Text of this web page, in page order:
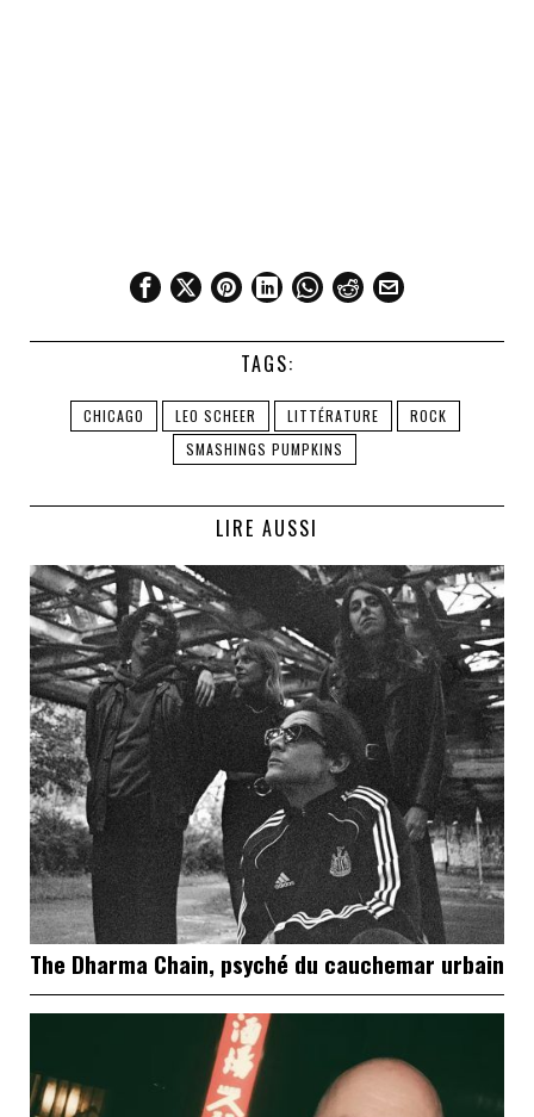
TAGS:
CHICAGO LEO SCHEER LITTÉRATURE
ROCK
SMASHINGS PUMPKINS
LIRE AUSSI
The Dharma Chain, psyché du cauchemar urbain